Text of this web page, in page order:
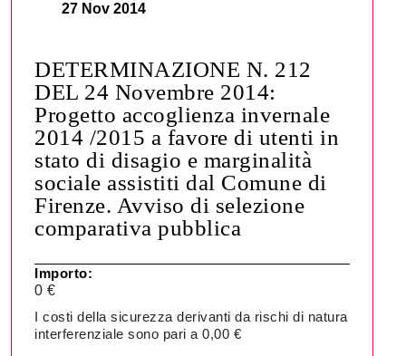
27 Nov 2014
DETERMINAZIONE N. 212
DEL 24 Novembre 2014:
Progetto accoglienza invernale
2014 /2015 a favore di utenti in
stato di disagio e marginalità
sociale assistiti dal Comune di
Firenze. Avviso di selezione
comparativa pubblica
Importo:
0 €
I costi della sicurezza derivanti da rischi di natura
interferenziale sono pari a 0,00 €